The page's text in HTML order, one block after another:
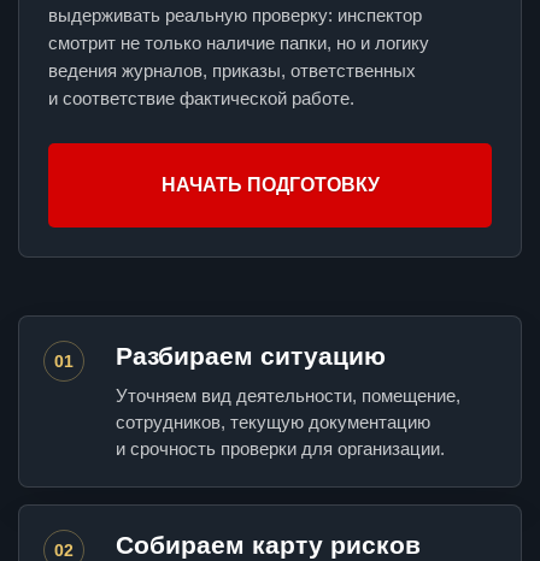
выдерживать реальную проверку: инспектор
смотрит не только наличие папки, но и логику
ведения журналов, приказы, ответственных
и соответствие фактической работе.
НАЧАТЬ ПОДГОТОВКУ
01 Разбираем ситуацию
Уточняем вид деятельности, помещение,
сотрудников, текущую документацию
и срочность проверки для организации.
02 Собираем карту рисков